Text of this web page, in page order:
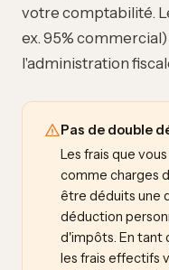
votre comptabilité.
ex. 95%
l'administration
Pas de double
Les frais que
comme charges
être déduits une
déduction
d'impôts. En tant
les frais effectifs